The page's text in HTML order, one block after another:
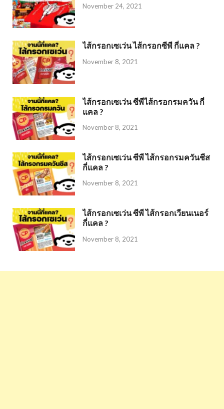
November 24, 2021
ไส้กรอกเซเว่น ไส้กรอกซีพี กี่แคล ?
November 8, 2021
ไส้กรอกเซเว่น ซีพีไส้กรอกรมควัน กี่
แคล ?
November 8, 2021
ไส้กรอกเซเว่น ซีพี ไส้กรอกรมควันชีส
กี่แคล ?
November 8, 2021
ไส้กรอกเซเว่น ซีพี ไส้กรอกเวียนเนอร์
กี่แคล ?
November 8, 2021